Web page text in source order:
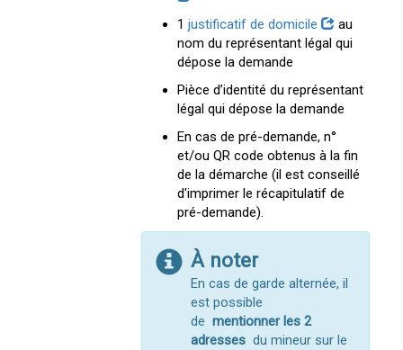
1justificatif de domicile
au
nom du représentant légal qui
dépose la demande
Pièce d’identité du représentant
légal qui dépose la demande
En cas de pré-demande, n°
et/ou QR code obtenus à la fin
de la démarche (il est conseillé
d'imprimer le récapitulatif de
pré-demande).
À noter
En cas de garde alternée, il
est possible
dementionner les 2
adresses du mineur sur le